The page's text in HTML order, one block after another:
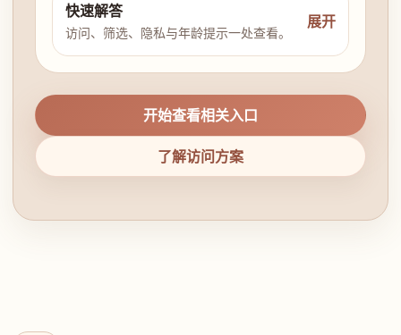
快速解答
访问、筛选、隐私与年龄提示一处查看。
展开
开始查看相关入口
了解访问方案